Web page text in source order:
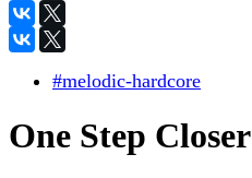
#melodic-hardcore
One Step Closer